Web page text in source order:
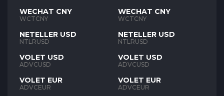
WECHAT CNY
WCTCNY
NETELLER USD
NTLRUSD
VOLET USD
ADVCUSD
VOLET EUR
ADVCEUR
WECHAT CNY
WCTCNY
NETELLER USD
NTLRUSD
VOLET USD
ADVCUSD
VOLET EUR
ADVCEUR